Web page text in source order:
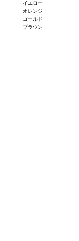
イエロー
オレンジ
ゴールド
ブラウン